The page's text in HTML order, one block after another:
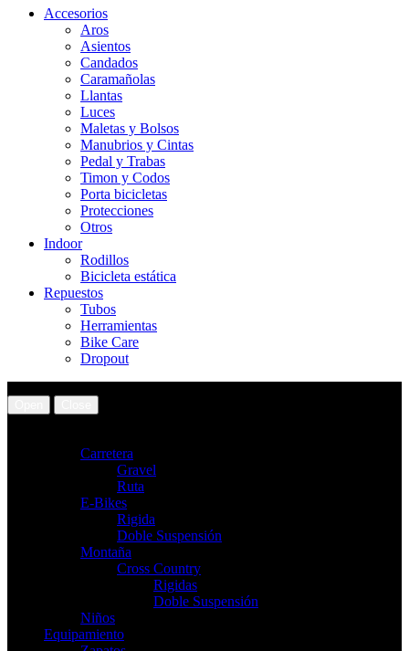
Accesorios
Aros
Asientos
Candados
Caramañolas
Llantas
Luces
Maletas y Bolsos
Manubrios y Cintas
Pedal y Trabas
Timon y Codos
Porta bicicletas
Protecciones
Otros
Indoor
Rodillos
Bicicleta estática
Repuestos
Tubos
Herramientas
Bike Care
Dropout
Carretera
Gravel
Ruta
E-Bikes
Rigida
Doble Suspensión
Montaña
Cross Country
Rigidas
Doble Suspensión
Niños
Equipamiento